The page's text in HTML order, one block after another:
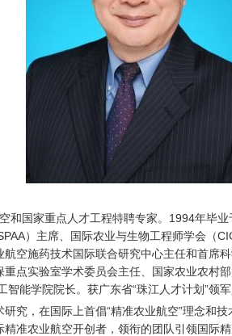
和国家重点人才工程特聘专家。1994年毕
）主席、国际农业与生物工程师学会（
空施药技术国际联合研究中心主任和首席
点实验室学术委员会主任、国家农业农村
能学院院长。获广东省“珠江人才计划”领
究，在国际上首倡“精准农业航空”理念和
准农业航空开创者，领衔的团队引领国际